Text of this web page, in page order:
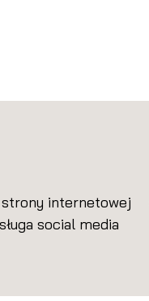
internetowej
social media